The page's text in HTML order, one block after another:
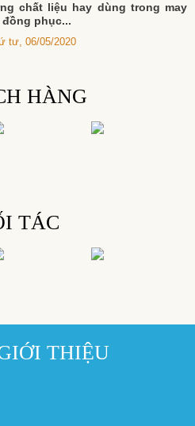
chất liệu hay dùng trong may
đồng phục...
tư, 06/05/2020
HÀNG
TÁC
THIỆU